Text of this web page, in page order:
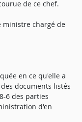
de ce chef.
ministre chargé de
en ce qu'elle a
documents listés
6 des parties
d'en